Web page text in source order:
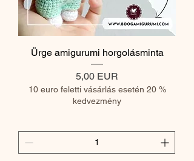
Ürge amigurumi horgolásminta
Ár
5,00 EUR
10 euro feletti vásárlás esetén 20 %
kedvezmény